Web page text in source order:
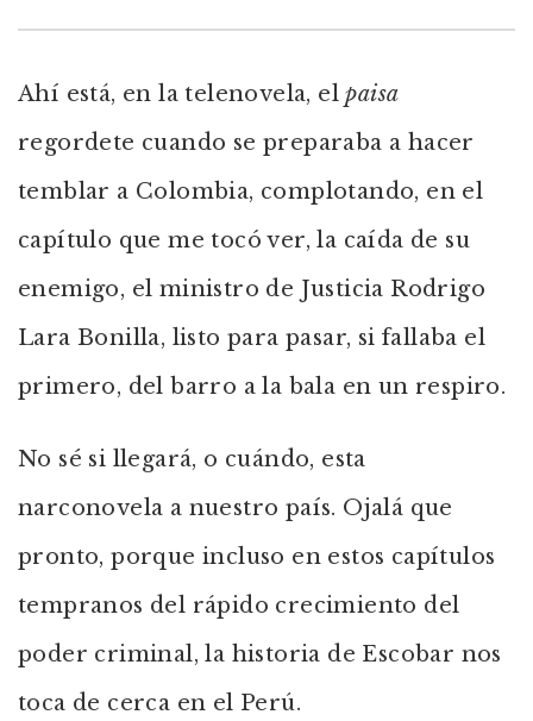
Ahí está, en la telenovela, elpaisa
regordete cuando se preparaba a hacer
temblar a Colombia, complotando, en el
capítulo que me tocó ver, la caída de su
enemigo, el ministro de Justicia Rodrigo
Lara Bonilla, listo para pasar, si fallaba el
primero, del barro a la bala en un respiro.
No sé si llegará, o cuándo, esta
narconovela a nuestro país. Ojalá que
pronto, porque incluso en estos capítulos
tempranos del rápido crecimiento del
poder criminal, la historia de Escobar nos
toca de cerca en el Perú.